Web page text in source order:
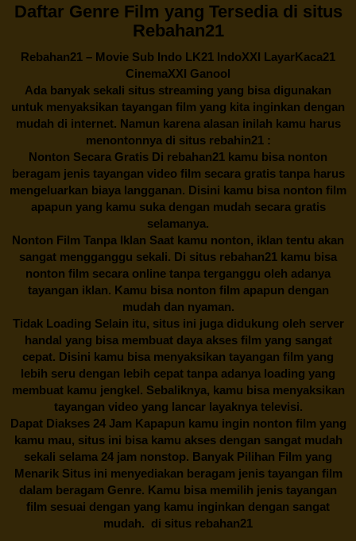
Daftar Genre Film yang Tersedia di situs
Rebahan21
Rebahan21 – Movie Sub Indo LK21 IndoXXI LayarKaca21
CinemaXXI Ganool
Ada banyak sekali situs streaming yang bisa digunakan
untuk menyaksikan tayangan film yang kita inginkan dengan
mudah di internet. Namun karena alasan inilah kamu harus
menontonnya di situs rebahin21 :
Nonton Secara Gratis Di rebahan21 kamu bisa nonton
beragam jenis tayangan video film secara gratis tanpa harus
mengeluarkan biaya langganan. Disini kamu bisa nonton film
apapun yang kamu suka dengan mudah secara gratis
selamanya.
Nonton Film Tanpa Iklan Saat kamu nonton, iklan tentu akan
sangat mengganggu sekali. Di situs rebahan21 kamu bisa
nonton film secara online tanpa terganggu oleh adanya
tayangan iklan. Kamu bisa nonton film apapun dengan
mudah dan nyaman.
Tidak Loading Selain itu, situs ini juga didukung oleh server
handal yang bisa membuat daya akses film yang sangat
cepat. Disini kamu bisa menyaksikan tayangan film yang
lebih seru dengan lebih cepat tanpa adanya loading yang
membuat kamu jengkel. Sebaliknya, kamu bisa menyaksikan
tayangan video yang lancar layaknya televisi.
Dapat Diakses 24 Jam Kapapun kamu ingin nonton film yang
kamu mau, situs ini bisa kamu akses dengan sangat mudah
sekali selama 24 jam nonstop. Banyak Pilihan Film yang
Menarik Situs ini menyediakan beragam jenis tayangan film
dalam beragam Genre. Kamu bisa memilih jenis tayangan
film sesuai dengan yang kamu inginkan dengan sangat
mudah. di situs rebahan21